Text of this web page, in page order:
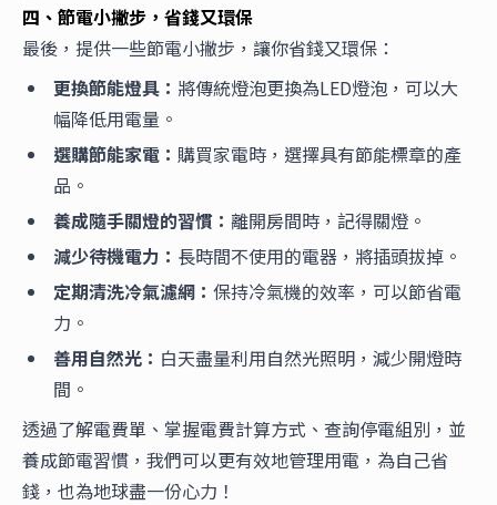
四、節電小撇步，省錢又環保
最後，提供一些節電小撇步，讓你省錢又環保：
更換節能燈具： 將傳統燈泡更換為LED燈泡，可以大
幅降低用電量。
選購節能家電： 購買家電時，選擇具有節能標章的產
品。
養成隨手關燈的習慣： 離開房間時，記得關燈。
減少待機電力： 長時間不使用的電器，將插頭拔掉。
定期清洗冷氣濾網： 保持冷氣機的效率，可以節省電
力。
善用自然光： 白天盡量利用自然光照明，減少開燈時
間。
透過了解電費單、掌握電費計算方式、查詢停電組別，並
養成節電習慣，我們可以更有效地管理用電，為自己省
錢，也為地球盡一份心力！